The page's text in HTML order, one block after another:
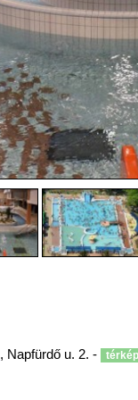
, Napfürdő u. 2. - térkép